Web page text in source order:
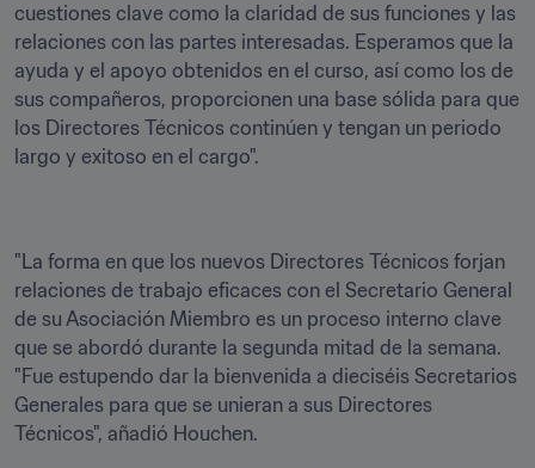
cuestiones clave como la claridad de sus funciones y las
relaciones con las partes interesadas. Esperamos que la
ayuda y el apoyo obtenidos en el curso, así como los de
sus compañeros, proporcionen una base sólida para que
los Directores Técnicos continúen y tengan un periodo
largo y exitoso en el cargo".
"La forma en que los nuevos Directores Técnicos forjan
relaciones de trabajo eficaces con el Secretario General
de su Asociación Miembro es un proceso interno clave
que se abordó durante la segunda mitad de la semana.
"Fue estupendo dar la bienvenida a dieciséis Secretarios
Generales para que se unieran a sus Directores
Técnicos", añadió Houchen.